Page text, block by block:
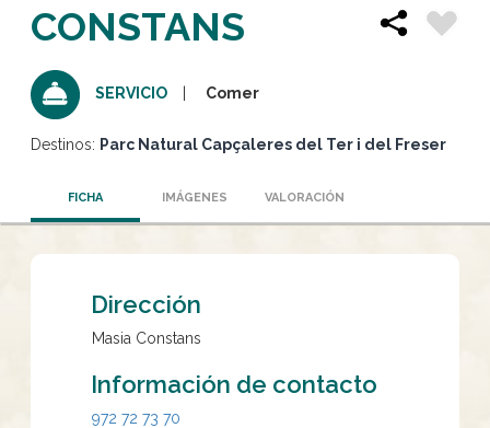
CONSTANS
SERVICIO Comer
Destinos: Parc Natural Capçaleres del Ter i del Freser
FICHA IMÁGENES VALORACIÓN
Dirección
Masia Constans
Información de contacto
972 72 73 70